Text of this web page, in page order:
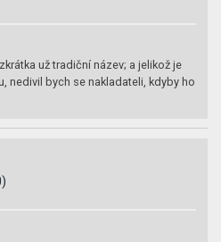
už tradiční název; a jelikož je
nedivil bych se nakladateli, kdyby ho